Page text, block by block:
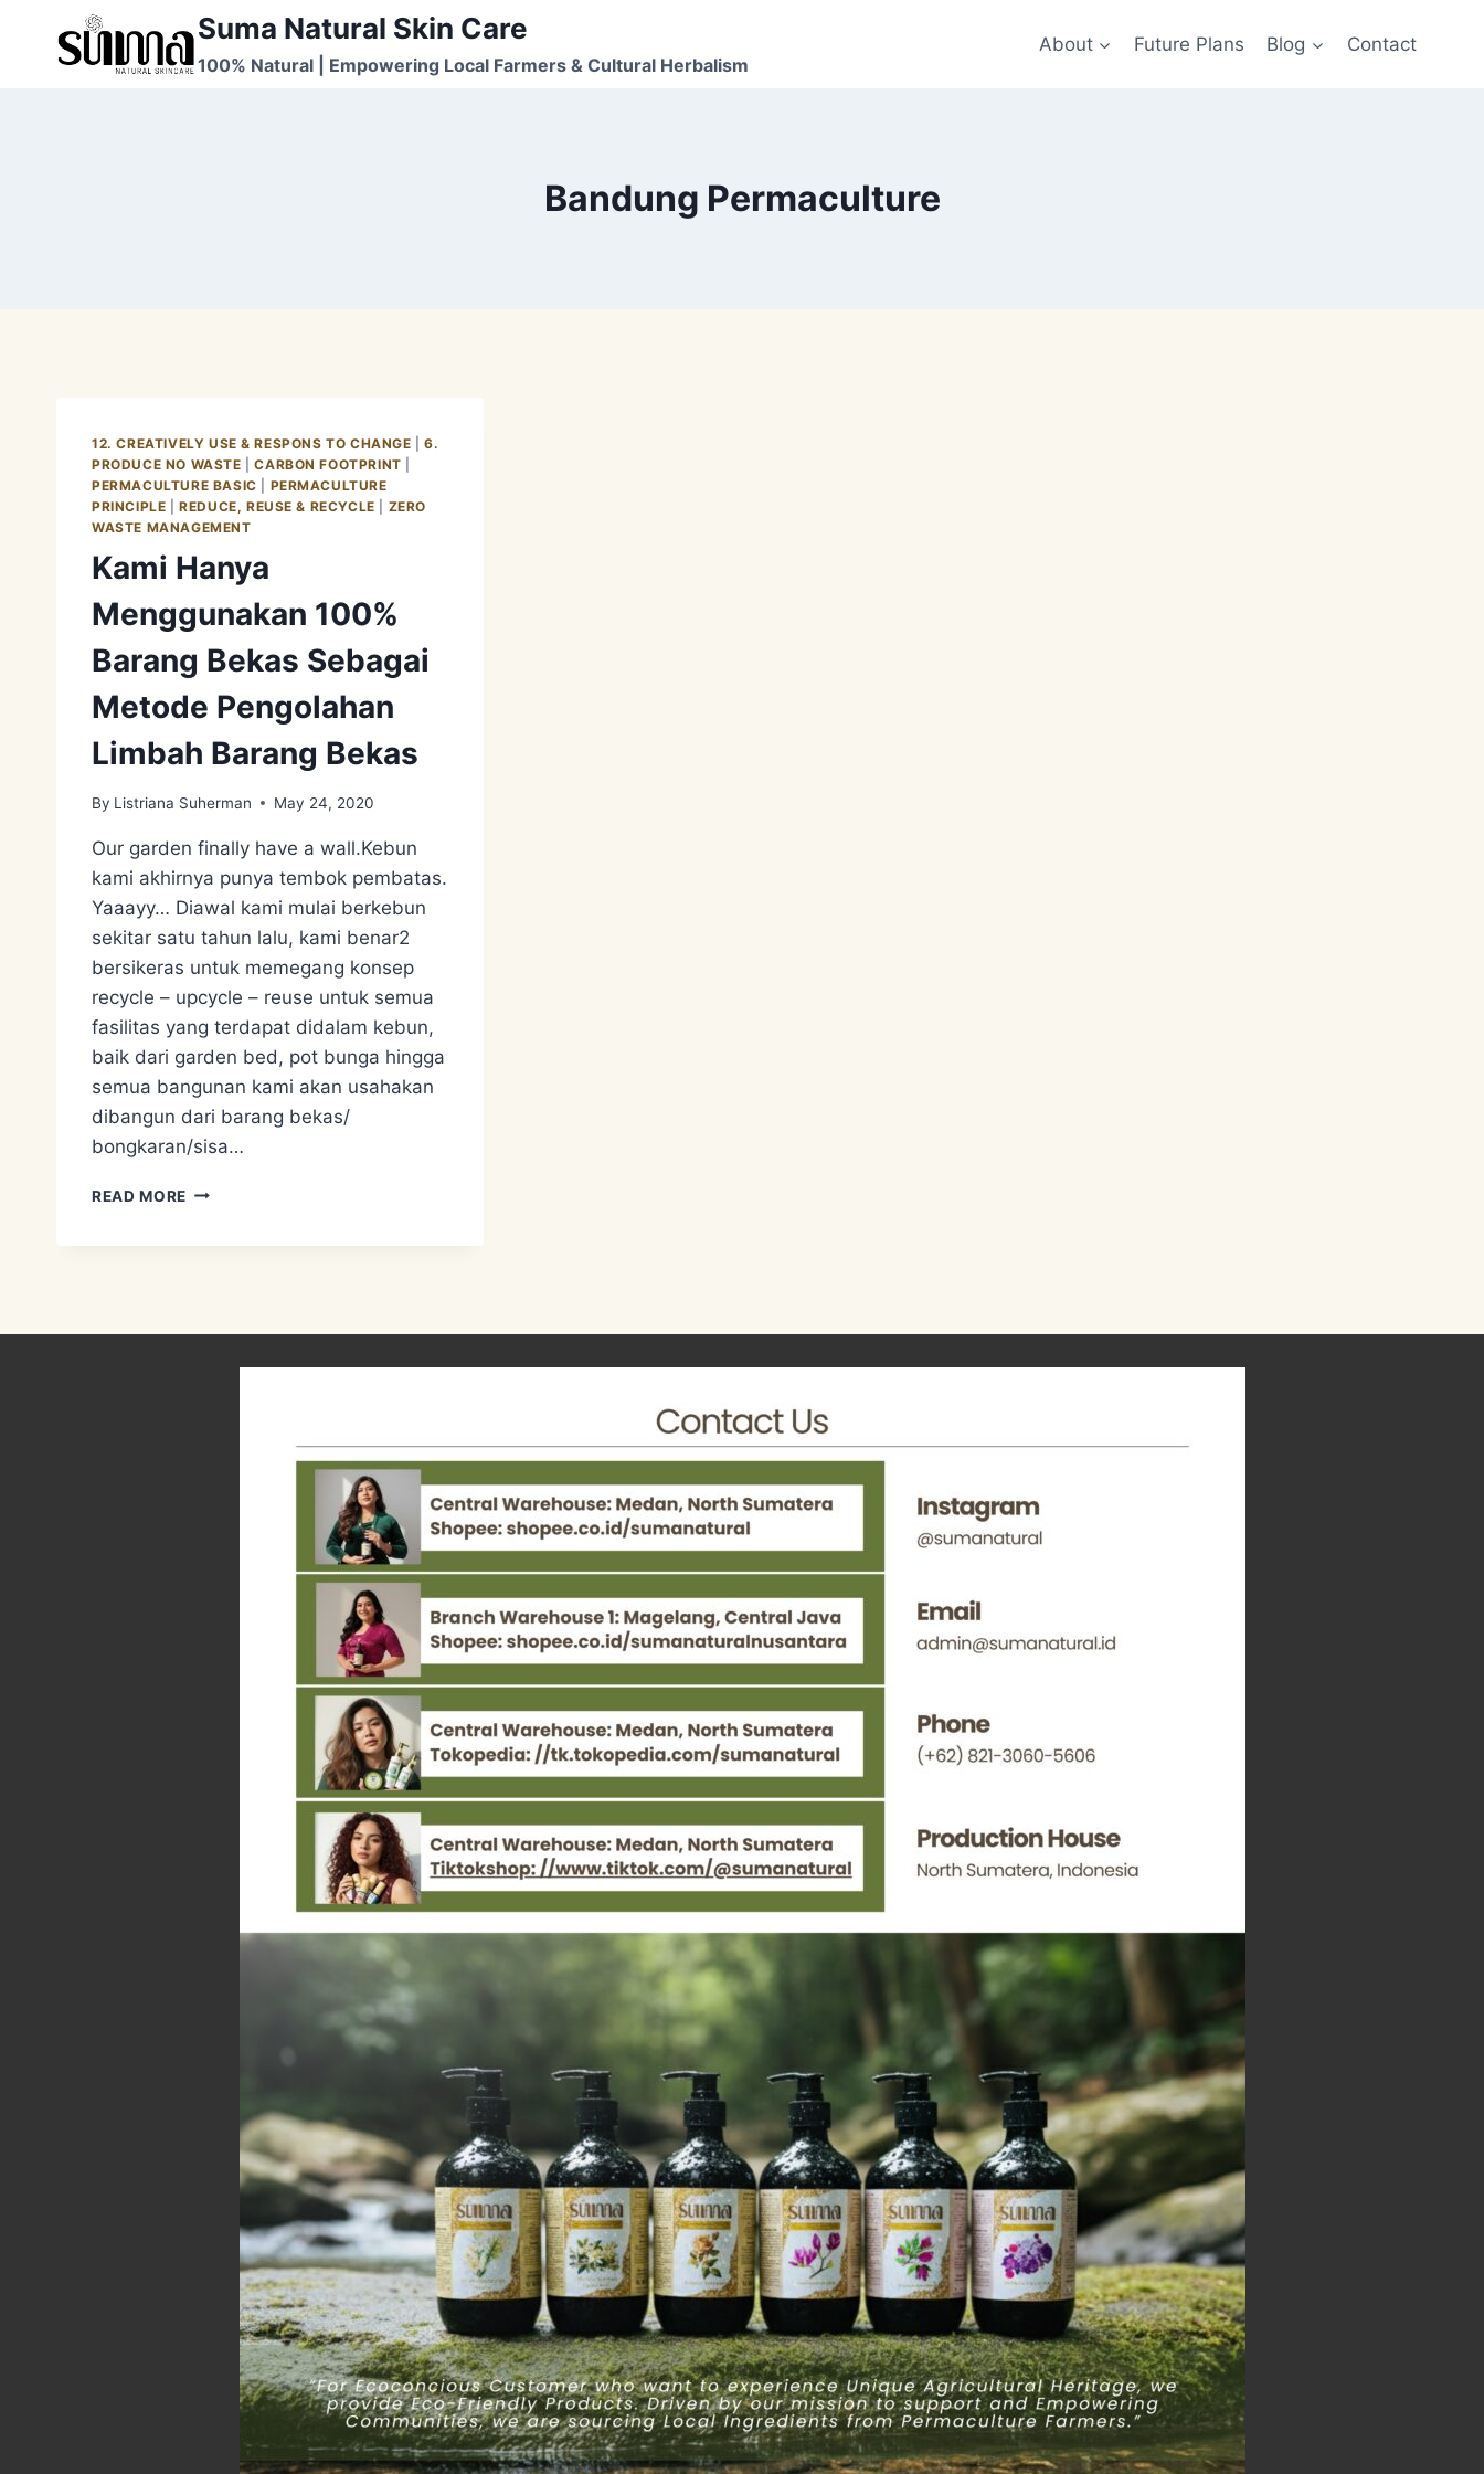
Suma Natural Skin Care
100% Natural | Empowering Local Farmers & Cultural Herbalism
About Future Plans Blog Contact
Bandung Permaculture
12. CREATIVELY USE & RESPONS TO CHANGE |6.
PRODUCE NO WASTE |CARBON FOOTPRINT
PERMACULTURE BASIC
PERMACULTURE
PRINCIPLE |REDUCE, REUSE & RECYCLE
ZERO
WASTE MANAGEMENT
Kami Hanya
Menggunakan 100%
Barang Bekas Sebagai
Metode Pengolahan
Limbah Barang Bekas
By Listriana Suherman May 24, 2020
Our garden finally have a wall.Kebun
kami akhirnya punya tembok pembatas.
Yaaayy… Diawal kami mulai berkebun
sekitar satu tahun lalu, kami benar2
bersikeras untuk memegang konsep
recycle – upcycle – reuse untuk semua
fasilitas yang terdapat didalam kebun,
baik dari garden bed, pot bunga hingga
semua bangunan kami akan usahakan
dibangun dari barang bekas/
bongkaran/sisa…
READ MORE KAMI